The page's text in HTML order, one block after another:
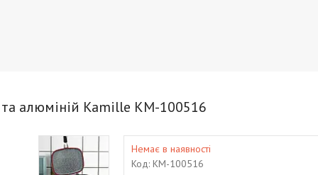
алюміній Kamille KM-100516
Немає в наявності
Код: KM-100516